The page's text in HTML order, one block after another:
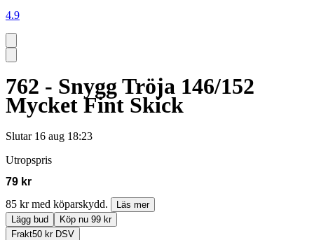
4.9
762 - Snygg Tröja 146/152
Mycket Fint Skick
Slutar 16 aug 18:23
Utropspris
79 kr
85 kr med köparskydd.
Läs mer
Lägg bud
Köp nu 99 kr
Frakt50 kr DSV